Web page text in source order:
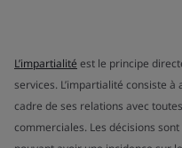
L’impartialité est le principe
services. L’impartialité consiste
cadre de ses relations avec
commerciales. Les décisions